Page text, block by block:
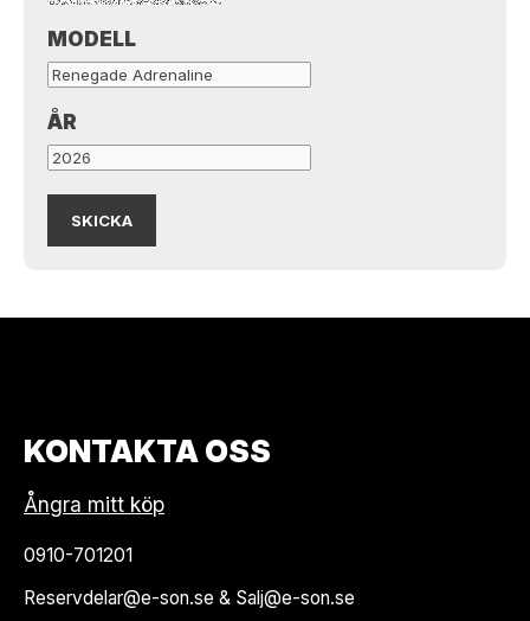
MODELL
ÅR
KONTAKTA OSS
Ångra mitt köp
0910-701201
Reservdelar@e-son.se & Salj@e-son.se